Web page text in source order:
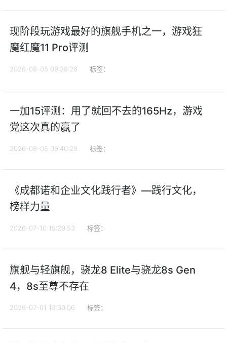
现阶段玩游戏最好的旗舰手机之一，游戏狂
魔红魔11 Pro评测
2026-08-05 09:38:26 标签：
一加15评测：用了就回不去的165Hz，游戏
党这次真的赢了
2026-08-05 09:40:29 标签：
《成都诺和企业文化践行者》—践行文化，
榜样力量
2026-07-10 19:29:53 标签：
旗舰与轻旗舰，骁龙8 Elite与骁龙8s Gen
4，8s至尊不存在
2026-07-01 13:30:06 标签：